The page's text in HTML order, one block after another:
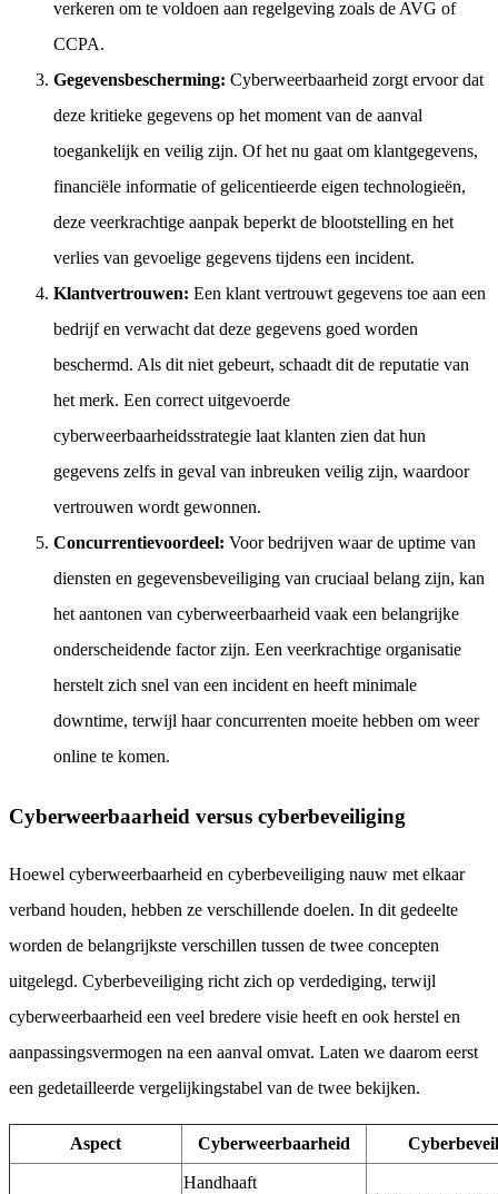
verkeren om te voldoen aan regelgeving zoals de AVG of
CCPA.
Gegevensbescherming: Cyberweerbaarheid zorgt ervoor dat
deze kritieke gegevens op het moment van de aanval
toegankelijk en veilig zijn. Of het nu gaat om klantgegevens,
financiële informatie of gelicentieerde eigen technologieën,
deze veerkrachtige aanpak beperkt de blootstelling en het
verlies van gevoelige gegevens tijdens een incident.
Klantvertrouwen: Een klant vertrouwt gegevens toe aan een
bedrijf en verwacht dat deze gegevens goed worden
beschermd. Als dit niet gebeurt, schaadt dit de reputatie van
het merk. Een correct uitgevoerde
cyberweerbaarheidsstrategie laat klanten zien dat hun
gegevens zelfs in geval van inbreuken veilig zijn, waardoor
vertrouwen wordt gewonnen.
Concurrentievoordeel: Voor bedrijven waar de uptime van
diensten en gegevensbeveiliging van cruciaal belang zijn, kan
het aantonen van cyberweerbaarheid vaak een belangrijke
onderscheidende factor zijn. Een veerkrachtige organisatie
herstelt zich snel van een incident en heeft minimale
downtime, terwijl haar concurrenten moeite hebben om weer
online te komen.
Cyberweerbaarheid versus cyberbeveiliging
Hoewel cyberweerbaarheid en cyberbeveiliging nauw met elkaar
verband houden, hebben ze verschillende doelen. In dit gedeelte
worden de belangrijkste verschillen tussen de twee concepten
uitgelegd. Cyberbeveiliging richt zich op verdediging, terwijl
cyberweerbaarheid een veel bredere visie heeft en ook herstel en
aanpassingsvermogen na een aanval omvat. Laten we daarom eerst
een gedetailleerde vergelijkingstabel van de twee bekijken.
Aspect Cyberweerbaarheid
Handhaaft